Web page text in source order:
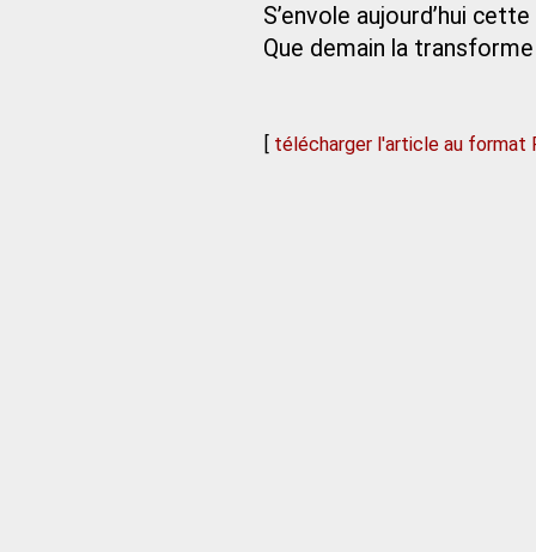
S’envole aujourd’hui
Que demain la
[ télécharger l'article au format